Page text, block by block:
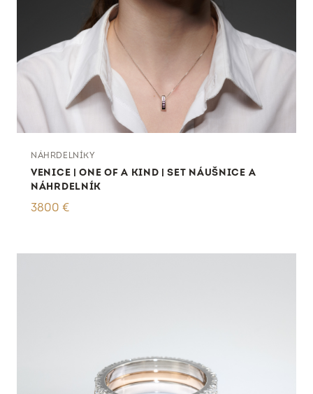
NÁHRDELNÍKY
VENICE | ONE OF A KIND | SET NÁUŠNICE A
NÁHRDELNÍK
3800 €